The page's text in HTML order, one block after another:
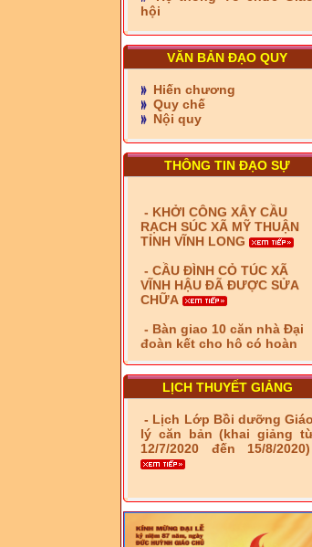
hội
VĂN BẢN ĐẠO QUY
Hiến chương
Quy chế
Nội quy
THÔNG TIN ĐẠO SỰ
- Xã Châu Phú khánh
thành cầu Kênh 7 - Nam
kênh Quốc Gia
- Xã Phú Lâm bàn giao 9
- KHỞI CÔNG XÂY CẦU
RẠCH SÚC XÃ MỸ THUẬN
TỈNH VĨNH LONG
CHỮA
- Bàn giao 10 căn nhà Đại
cảnh khó khăn tại xã Tây
Yên
SỬA CHỮA LỘ GIAO
THÔNG NÔNG THÔN (XÃ
PHÚ THỌ)
- LỚP TẬP HUẤN LỊCH SỬ,
PHÁP LUẬT VIỆT NAM VÀ
HIẾN CHƯƠNG GIÁO HỘI
PGHH NHIỆM KỲ VI (2024-
2029) CHO TRỊ SỰ VIÊN
TRUNG ƯƠNG, BAN ĐẠI
VẤN ĐỀ CHUNG VỀ PHÁP
LUẬT VÀ HỆ THỐNG PHÁP
LUẬT VIỆT NAM
LỊCH THUYẾT GIẢNG
- Lịch Lớp Bồi dưỡng Giáo
lý căn bản (khai giảng
12/7/2020 đến 15/8/2020)